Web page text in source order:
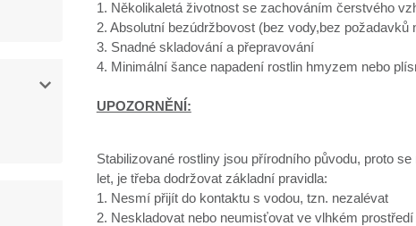
1. Několikaletá životnost se zachováním čerstvého
2. Absolutní bezúdržbovost (bez vody,bez požadavků
3. Snadné skladování a přepravování
4. Minimální šance napadení rostlin hmyzem nebo
UPOZORNĚNÍ:
Stabilizované rostliny jsou přírodního původu, proto
let, je třeba dodržovat základní pravidla:
1. Nesmí přijít do kontaktu s vodou, tzn. nezalévat
2. Neskladovat nebo neumisťovat ve vlhkém prostředí